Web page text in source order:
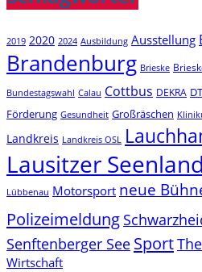
2019 2020 2024 Ausbildung Ausstellung
Brandenburg Brieske
Bundestagswahl Calau Cottbus DEKRA
Förderung Gesundheit Großräschen
Landkreis Landkreis OSL
Lausitzer Seenland
Lübbenau Motorsport neue
Polizeimeldung
Senftenberger See Sport
Wirtschaft